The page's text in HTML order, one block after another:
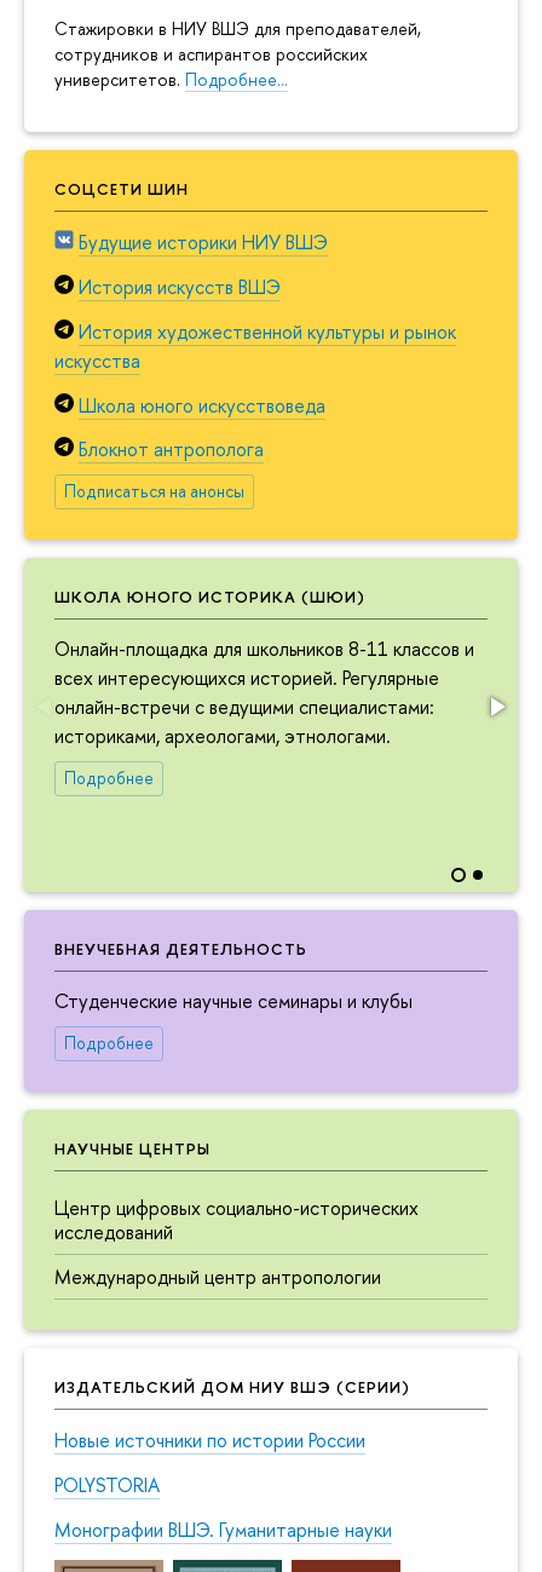
Cтажировки в НИУ ВШЭ для преподавателей,
сотрудников и аспирантов российских
университетов. Подробнее…
СОЦСЕТИ ШИН
Будущие историки НИУ ВШЭ
История искусств ВШЭ
История художественной культуры и рынок
искусства
Школа юного искусствоведа
Блокнот антрополога
Подписаться на анонсы
ШКОЛА ЮНОГО ИСТОРИКА (ШЮИ)
Онлайн-площадка для школьников 8-11 классов и
всех интересующихся историей. Регулярные
онлайн-встречи с ведущими специалистами:
историками, археологами, этнологами.
Подробнее
ВНЕУЧЕБНАЯ ДЕЯТЕЛЬНОСТЬ
Студенческие научные семинары и клубы
Подробнее
НАУЧНЫЕ ЦЕНТРЫ
Центр цифровых социально-исторических
исследований
Международный центр антропологии
ИЗДАТЕЛЬСКИЙ ДОМ НИУ ВШЭ (СЕРИИ)
Новые источники по истории России
POLYSTORIA
Монографии ВШЭ. Гуманитарные науки